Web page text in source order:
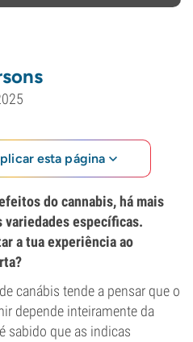
esta página
do cannabis, há mais
variedades específicas.
a tua experiência ao
canábis tende a pensar que o
depende inteiramente da
sabido que as indicas